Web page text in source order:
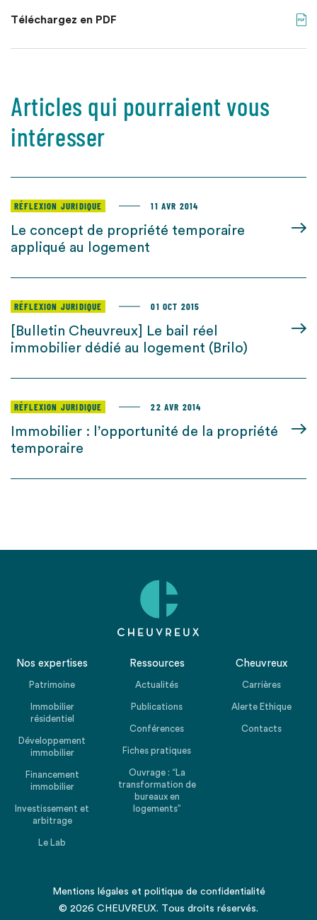
Téléchargez en PDF
Articles qui pourraient vous
intéresser
RÉFLEXION JURIDIQUE 11 AVR 2014
Le concept de propriété temporaire
appliqué au logement
RÉFLEXION JURIDIQUE 01 OCT 2015
[Bulletin Cheuvreux] Le bail réel
immobilier dédié au logement (Brilo)
RÉFLEXION JURIDIQUE 22 AVR 2014
Immobilier : l’opportunité de la propriété
temporaire
Nos expertises
Patrimoine
Immobilier
résidentiel
Développement
immobilier
Financement
immobilier
Investissement et
arbitrage
Le Lab
Ressources
Actualités
Publications
Conférences
Fiches pratiques
Ouvrage : “La
transformation de
bureaux en
logements”
Cheuvreux
Carrières
Alerte Ethique
Contacts
Mentions légales et politique de confidentialité
© 2026 CHEUVREUX. Tous droits réservés.